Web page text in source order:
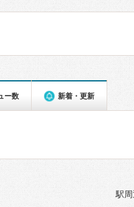
ー数 新着・更新
駅周